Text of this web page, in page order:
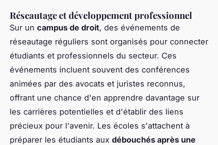
Réseautage et développement professionnel
Sur un campus de droit, des événements de
réseautage réguliers sont organisés pour connecter
étudiants et professionnels du secteur. Ces
événements incluent souvent des conférences
animées par des avocats et juristes reconnus,
offrant une chance d'en apprendre davantage sur
les carrières potentielles et d'établir des liens
précieux pour l'avenir. Les écoles s'attachent à
préparer les étudiants aux débouchés après une